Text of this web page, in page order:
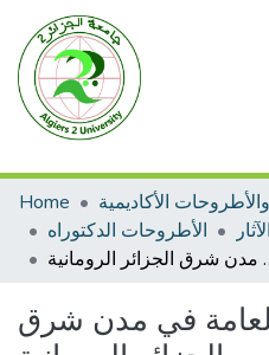
Home
الأطروحات الدكتوراه
الرومانية
في مدن شرق